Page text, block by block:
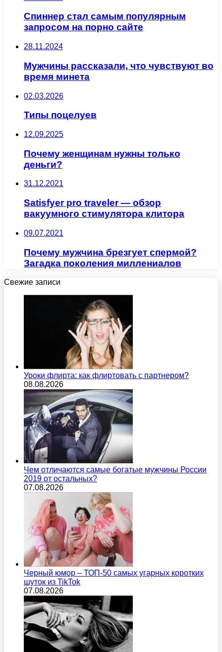
Спиннер стал самым популярным
запросом на порно сайте
28.11.2024
Мужчины рассказали, что чувствуют во
время минета
02.03.2026
Типы поцелуев
12.09.2025
Почему женщинам нужны только
деньги?
31.12.2021
Satisfyer pro traveler — обзор
вакуумного стимулятора клитора
09.07.2021
Почему мужчина брезгует спермой?
Загадка поколения миллениалов
Свежие записи
Уроки флирта: как флиртовать с партнером?
08.08.2026
Чем отличаются самые богатые мужчины России
2019 от остальных?
07.08.2026
Черный юмор – ТОП-50 самых угарных коротких
шуток из TikTok
07.08.2026